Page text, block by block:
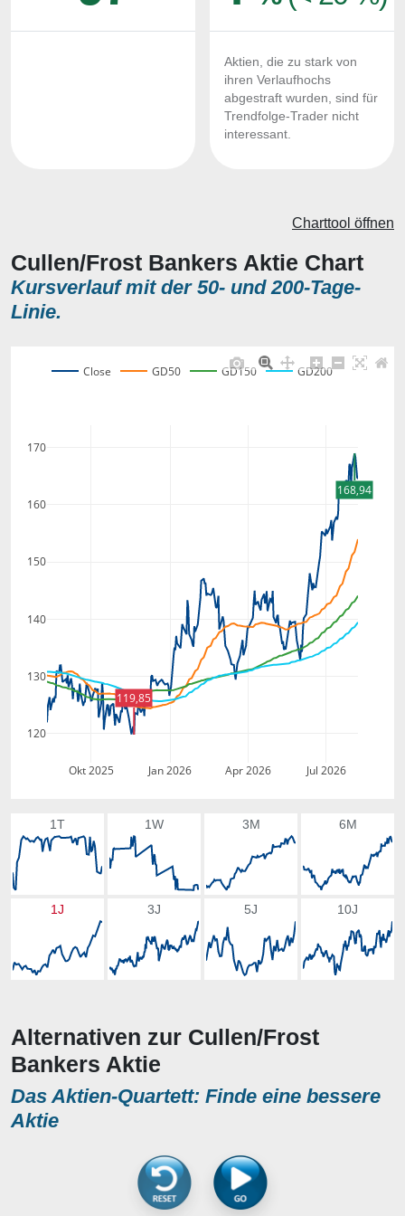
Aktien, die zu stark von
ihren Verlaufhochs
abgestraft wurden, sind für
Trendfolge-Trader nicht
interessant.
Cullen/Frost Bankers Aktie Chart
Kursverlauf mit der 50- und 200-Tage-
Linie.
Charttool öffnen
Okt 2025 Jan 2026 Apr 2026 Jul 2026
120
130
140
150
160
170
Close GD50 GD150 GD200
168,94
119,85
1T 1W 3M 6M
1J 3J 5J 10J
Alternativen zur Cullen/Frost
Bankers Aktie
Das Aktien-Quartett: Finde eine bessere
Aktie